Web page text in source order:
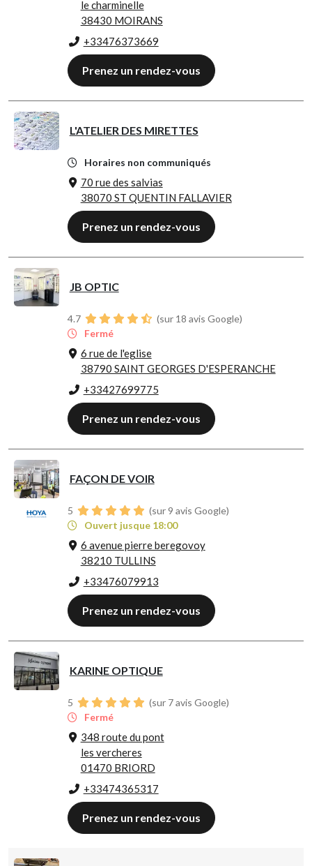
le charminelle
38430 MOIRANS
+33476373669
Prenez un rendez-vous
L'ATELIER DES MIRETTES
Horaires non communiqués
70 rue des salvias
38070 ST QUENTIN FALLAVIER
Prenez un rendez-vous
JB OPTIC
4.7
(sur 18 avis Google)
Fermé
6 rue de l'eglise
38790 SAINT GEORGES D'ESPERANCHE
+33427699775
Prenez un rendez-vous
FAÇON DE VOIR
5
(sur 9 avis Google)
Ouvert jusque 18:00
6 avenue pierre beregovoy
38210 TULLINS
+33476079913
Prenez un rendez-vous
KARINE OPTIQUE
5
(sur 7 avis Google)
Fermé
348 route du pont
les vercheres
01470 BRIORD
+33474365317
Prenez un rendez-vous